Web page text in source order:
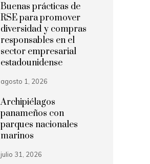
Buenas prácticas de
RSE para promover
diversidad y compras
responsables en el
sector empresarial
estadounidense
agosto 1, 2026
Archipiélagos
panameños con
parques nacionales
marinos
julio 31, 2026